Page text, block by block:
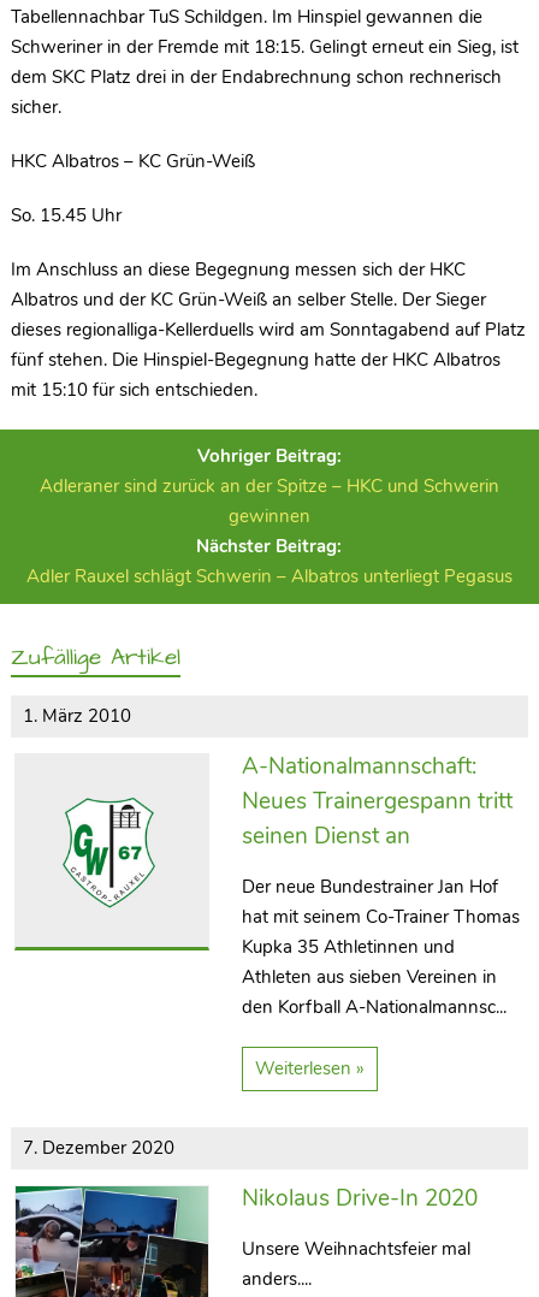
Tabellennachbar TuS Schildgen. Im Hinspiel gewannen die
Schweriner in der Fremde mit 18:15. Gelingt erneut ein Sieg, ist
dem SKC Platz drei in der Endabrechnung schon rechnerisch
sicher.
HKC Albatros – KC Grün-Weiß
So. 15.45 Uhr
Im Anschluss an diese Begegnung messen sich der HKC
Albatros und der KC Grün-Weiß an selber Stelle. Der Sieger
dieses regionalliga-Kellerduells wird am Sonntagabend auf Platz
fünf stehen. Die Hinspiel-Begegnung hatte der HKC Albatros
mit 15:10 für sich entschieden.
Vohriger Beitrag:
Adleraner sind zurück an der Spitze – HKC und Schwerin
gewinnen
Nächster Beitrag:
Adler Rauxel schlägt Schwerin – Albatros unterliegt Pegasus
Zufällige Artikel
1. März 2010
A-Nationalmannschaft:
Neues Trainergespann tritt
seinen Dienst an
Der neue Bundestrainer Jan Hof
hat mit seinem Co-Trainer Thomas
Kupka 35 Athletinnen und
Athleten aus sieben Vereinen in
den Korfball A-Nationalmannsc...
Weiterlesen »
7. Dezember 2020
Nikolaus Drive-In 2020
Unsere Weihnachtsfeier mal
anders....